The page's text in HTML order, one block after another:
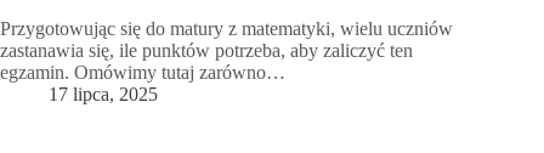
Przygotowując się do matury z matematyki, wielu uczniów
zastanawia się, ile punktów potrzeba, aby zaliczyć ten
egzamin. Omówimy tutaj zarówno…
17 lipca, 2025